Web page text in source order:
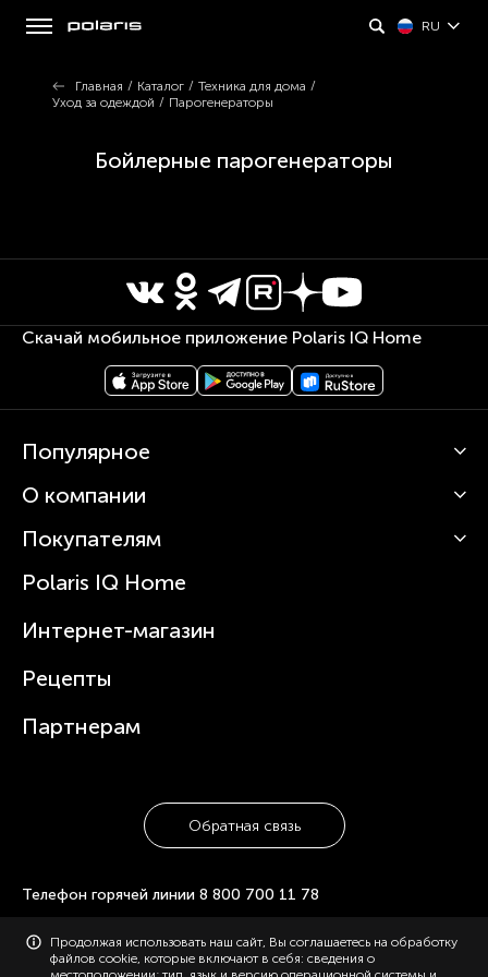
RU
Главная / Каталог / Техника для дома /
Уход за одеждой / Парогенераторы
Бойлерные парогенераторы
Скачай мобильное приложение Polaris IQ Home
Популярное
Кофемашины
Вертикальные пылесосы
Зубные щетки и ирригаторы
Увлажнители
Посуда
О компании
О Polaris
Статьи
Покупателям
Сервисные центры
Где купить
Polaris IQ Home
Интернет-магазин
Рецепты
Партнерам
Обратная связь
Телефон горячей линии 8 800 700 11 78
© 2006-2026 «Polaris». Все права защищены. Использование
материалов с сайта polaris.ru возможно только с разрешения
Продолжая использовать наш сайт, Вы соглашаетесь на обработку
файлов cookie, которые включают в себя: сведения о